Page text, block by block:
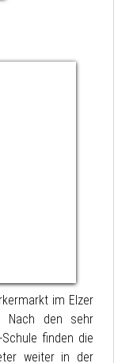
im Elzer
Nach den sehr
finden die
weiter in der